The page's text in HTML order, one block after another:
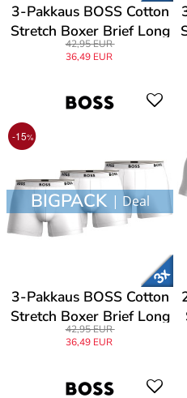
3-Pakkaus BOSS Cotton
Stretch Boxer Brief Long
42,95 EUR
36,49 EUR
-15%
BIGPACK | Deal
3-Pakkaus BOSS Cotton
Stretch Boxer Brief Long
42,95 EUR
36,49 EUR